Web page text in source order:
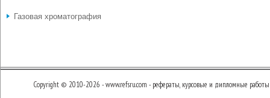
Газовая хроматография
Copyright © 2010-2026 - www.refsru.com - рефераты, курсовые и дипломные работы